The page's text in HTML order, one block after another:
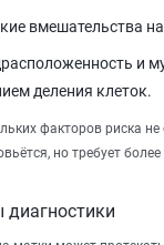
вмешательства
и
деления клеток.
факторов риска не
но требует